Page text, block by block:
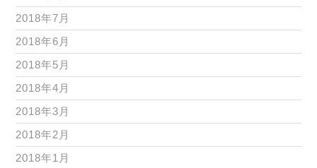
2018年7月
2018年6月
2018年5月
2018年4月
2018年3月
2018年2月
2018年1月